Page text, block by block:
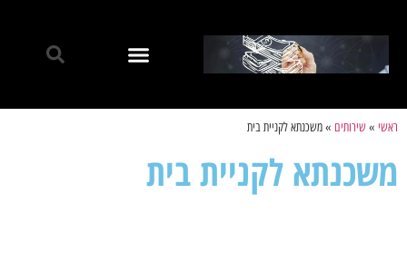
ראשי »שירותים »משכנתא לקניית בית
משכנתא לקניית בית